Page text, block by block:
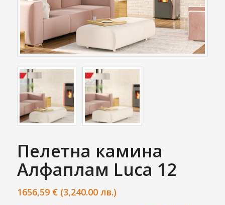
Пелетна камина
Алфаплам Luca 12
1656,59 € (3,240.00 лв.)